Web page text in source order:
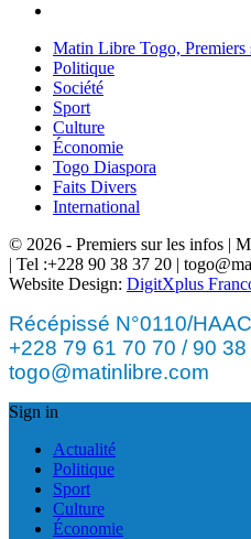
Matin Libre Togo, Premiers
Politique
Société
Sport
Culture
Économie
Togo Diaspora
Faits Divers
International
© 2026 - Premiers sur les infos |
| Tel :+228 90 38 37 20 |
Website Design: DigitXplus
Récépissé N°0110/
+228 79 61 70 70 / 90
togo@matinlibre.com
Sign in
Actualité
Politique
Sport
Culture
Économie